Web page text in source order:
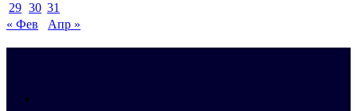
29 30 31
« Фев
Апр »